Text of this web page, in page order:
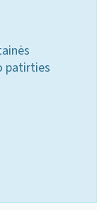
patirties